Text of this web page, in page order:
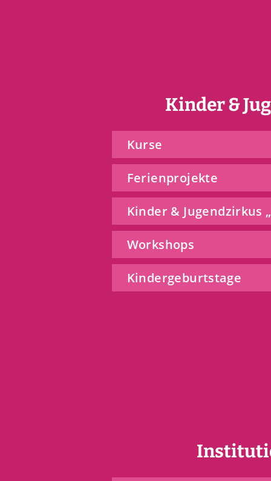
Kinder &
Kurse
Ferienprojekte
Kinder & Jugendzirkus
Workshops
Kindergeburtstage